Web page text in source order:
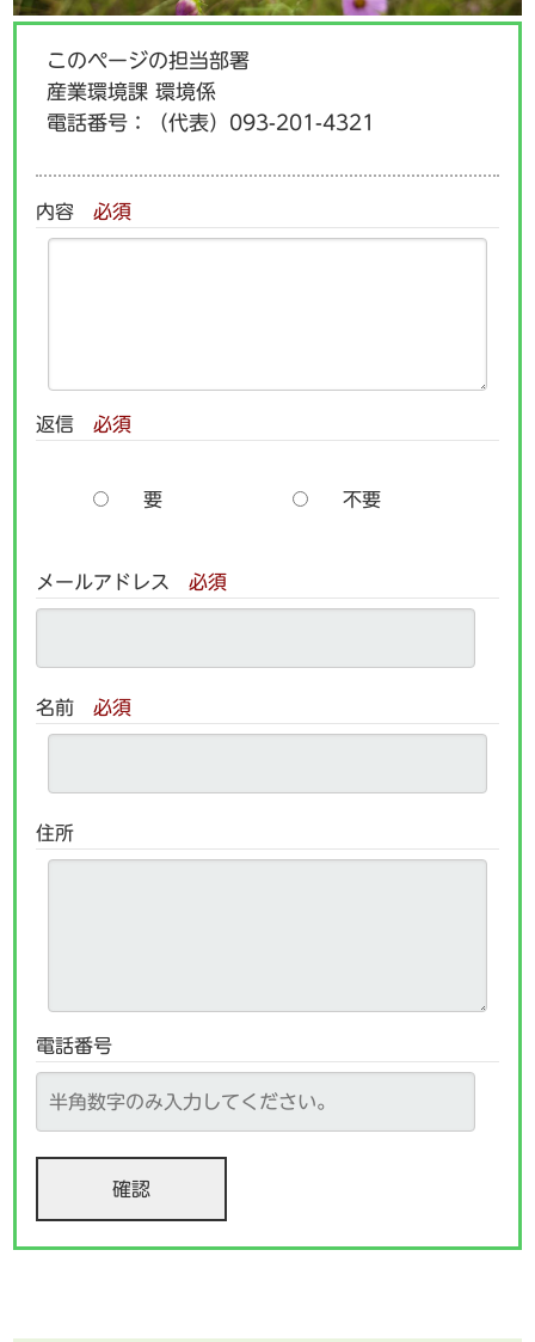
このページの担当部署
産業環境課 環境係
電話番号：
（代表）093-201-4321
内容 必須
返信 必須
要 不要
メールアドレス 必須
名前 必須
住所
電話番号